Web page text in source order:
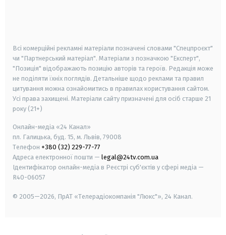
Всі комерційні рекламні матеріали позначені словами "Спецпроєкт"
чи "Партнерський матеріал". Матеріали з позначкою "Експерт",
"Позиція" відображають позицію авторів та героїв. Редакція може
не поділяти їхніх поглядів. Детальніше щодо реклами та правил
цитування можна ознайомитись в правилах користування сайтом.
Усі права захищені. Матеріали сайту призначені для осіб старше 21
року (21+)
Онлайн-медіа «24 Канал»
пл. Галицька, буд. 15, м. Львів, 79008
Телефон +380 (32) 229-77-77
Адреса електронної пошти — legal@24tv.com.ua
Ідентифікатор онлайн-медіа в Реєстрі суб'єктів у сфері медіа —
R40-06057
© 2005—2026, ПрАТ «Телерадіокомпанія "Люкс"», 24 Канал.